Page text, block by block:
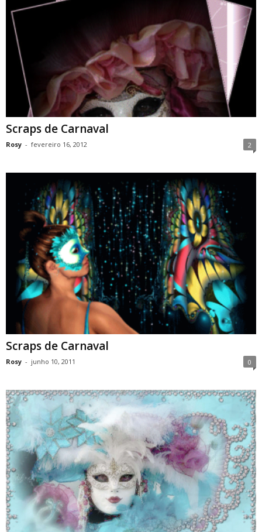
Scraps de Carnaval
Rosy - fevereiro 16, 2012 2
Scraps de Carnaval
Rosy - junho 10, 2011 0